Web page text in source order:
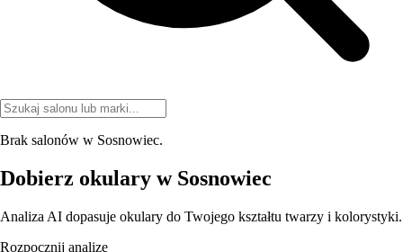
Brak salonów w Sosnowiec.
Dobierz okulary w Sosnowiec
Analiza AI dopasuje okulary do Twojego kształtu twarzy i kolorystyki.
Rozpocznij analizę